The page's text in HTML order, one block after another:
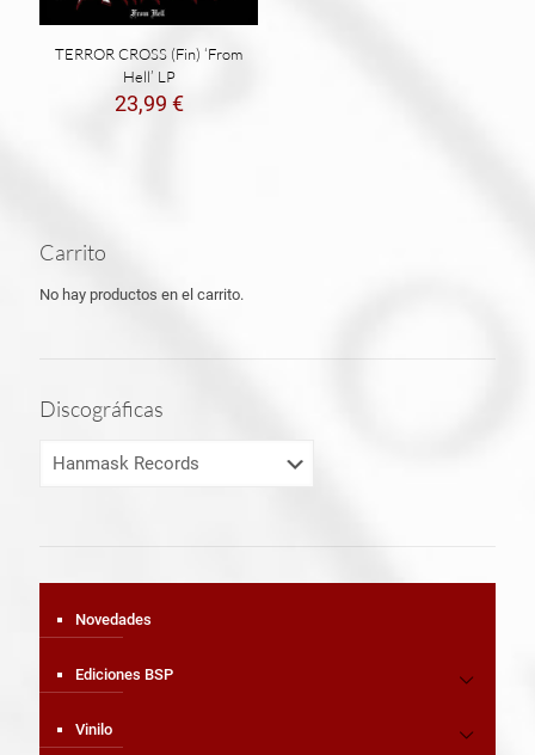
TERROR CROSS (Fin) ‘From
Hell’ LP
23,99 €
Carrito
No hay productos en el carrito.
Discográficas
Novedades
Ediciones BSP
Vinilo